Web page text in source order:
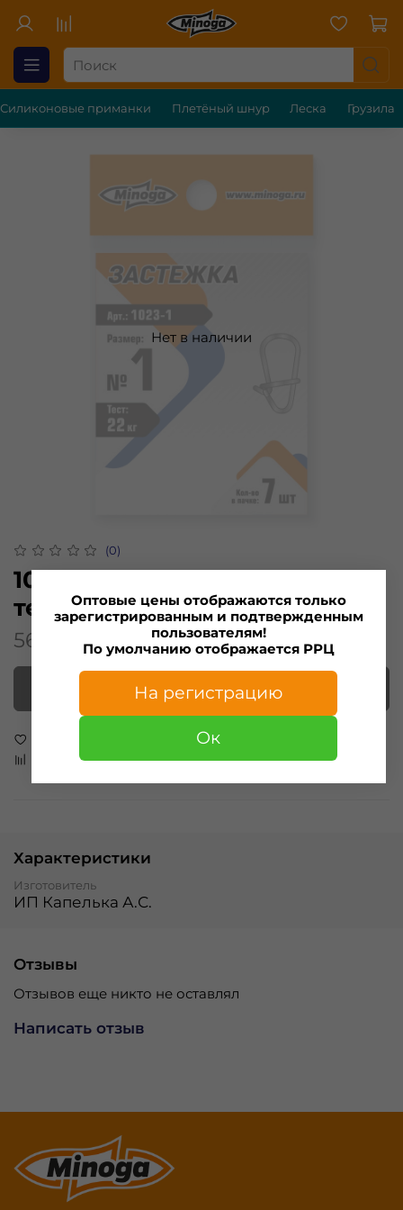
Силиконовые приманки Плетёный шнур Леска Грузила
Нет в наличии
(0)
1023 Застежка MINOGA №1
тест 33кг (7шт)
56.00 ₽
Нет в наличии
Добавить в сравнение
Характеристики
Изготовитель
ИП Капелька А.С.
Отзывы
Отзывов еще никто не оставлял
Написать отзыв
Оптовые цены отображаются только
зарегистрированным и подтвержденным
пользователям!
По умолчанию отображается РРЦ
На регистрацию
Ок